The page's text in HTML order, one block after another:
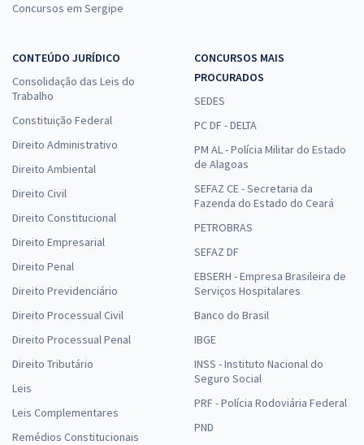
Concursos em Sergipe
CONTEÚDO JURÍDICO
Consolidação das Leis do
Trabalho
Constituição Federal
Direito Administrativo
Direito Ambiental
Direito Civil
Direito Constitucional
Direito Empresarial
Direito Penal
Direito Previdenciário
Direito Processual Civil
Direito Processual Penal
Direito Tributário
Leis
Leis Complementares
Remédios Constitucionais
CONCURSOS MAIS
PROCURADOS
SEDES
PC DF - DELTA
PM AL - Polícia Militar do Estado
de Alagoas
SEFAZ CE - Secretaria da
Fazenda do Estado do Ceará
PETROBRAS
SEFAZ DF
EBSERH - Empresa Brasileira de
Serviços Hospitalares
Banco do Brasil
IBGE
INSS - Instituto Nacional do
Seguro Social
PRF - Polícia Rodoviária Federal
PND